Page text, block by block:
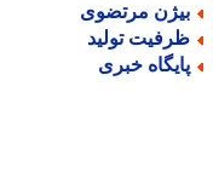
مرتضوی
تولید
خبری